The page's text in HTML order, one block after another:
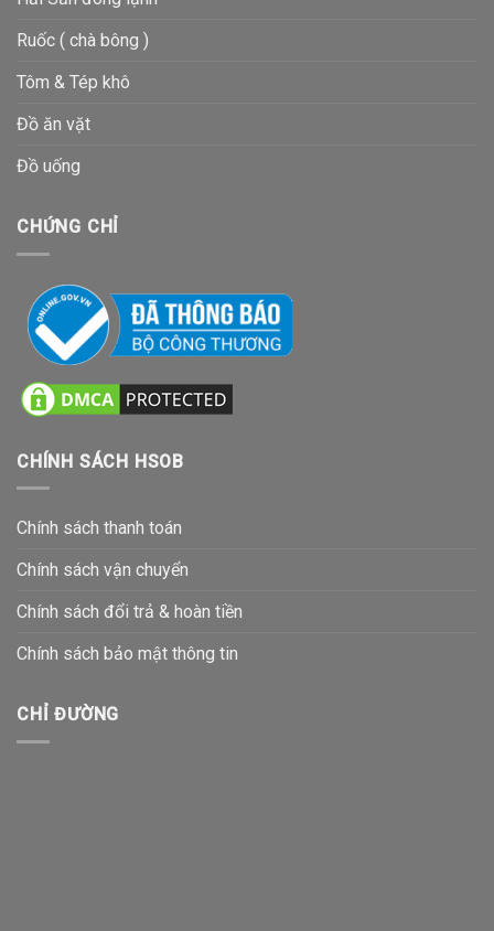
Ruốc ( chà bông )
Tôm & Tép khô
Đồ ăn vặt
Đồ uống
CHỨNG CHỈ
CHÍNH SÁCH HSOB
Chính sách thanh toán
Chính sách vận chuyển
Chính sách đổi trả & hoàn tiền
Chính sách bảo mật thông tin
CHỈ ĐƯỜNG